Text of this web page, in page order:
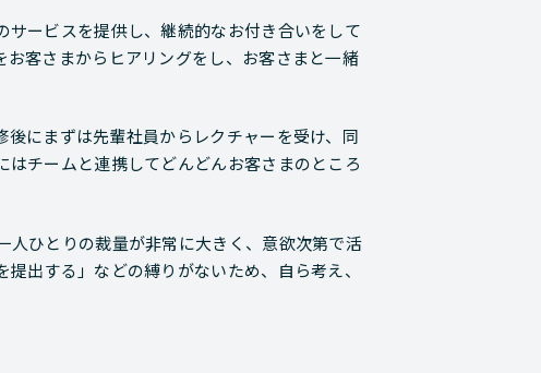
ービスを提供し、継続的なお付き合いをして
客さまからヒアリングをし、お客さまと一緒
にまずは先輩社員からレクチャーを受け、同
チームと連携してどんどんお客さまのところ
ひとりの裁量が非常に大きく、意欲次第で活
出する」などの縛りがないため、自ら考え、